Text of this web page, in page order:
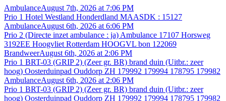
AmbulanceAugust 7th, 2026 at 7:06 PM
Prio 1 Hotel Westland Honderdland MAASDK : 15127
AmbulanceAugust 6th, 2026 at 6:06 PM
Prio 2 (Directe inzet ambulance : ja) Ambulance 17107 Horsweg
3192EE Hoogvliet Rotterdam HOOGVL bon 122069
BrandweerAugust 6th, 2026 at 2:06 PM
Prio 1 BRT-03 (GRIP 2) (Zeer gr. BR) brand duin (Uitbr.: zeer
hoog) Oosterduinpad Ouddorp ZH 179992 179994 178795 179982
AmbulanceAugust 6th, 2026 at 2:06 PM
Prio 1 BRT-03 (GRIP 2) (Zeer gr. BR) brand duin (Uitbr.: zeer
hoog) Oosterduinpad Ouddorp ZH 179992 179994 178795 179982